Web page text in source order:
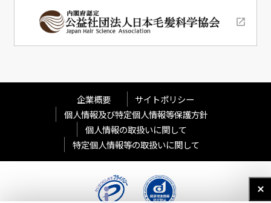
企業概要
サイトポリシー
個人情報及び特定個人情報等保護方針
個人情報の取扱いに関して
特定個人情報等の取扱いに関して